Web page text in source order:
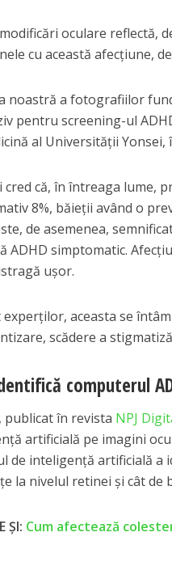
oculare reflectă,
cu această afecțiune,
noastră a fotografiilor
pentru screening-ul
al Universității Yonsei,
cred că, în întreaga lume,
8%, băieții având o
de asemenea,
ADHD simptomatic.
ușor.
aceasta se
scădere a
computerul
publicat în revista NPJ
artificială pe imagini
de inteligență artificială a
la nivelul retinei și cât de
ȘI: Cum afectează